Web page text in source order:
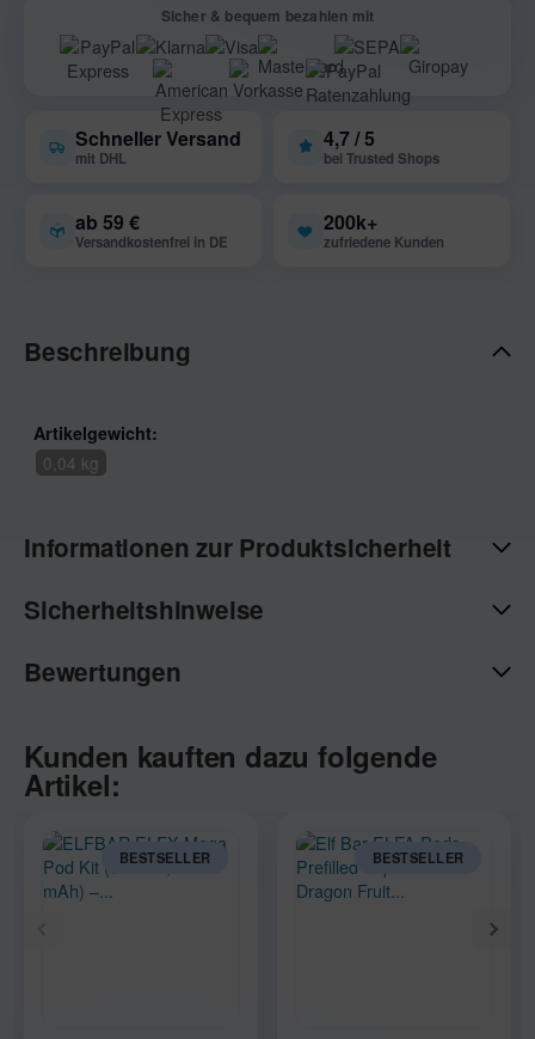
Sicher & bequem bezahlen mit
Schneller Versand
mit DHL
4,7 / 5
bei Trusted Shops
ab 59 €
Versandkostenfrei in DE
200k+
zufriedene Kunden
Beschreibung
Artikelgewicht:
0,04 kg
Informationen zur Produktsicherheit
Sicherheitshinweise
Bewertungen
Kunden kauften dazu folgende
Artikel:
BESTSELLER BESTSELLER